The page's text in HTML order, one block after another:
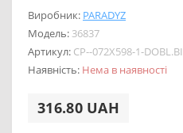
Виробник: PARADYZ
Модель: 36837
Артикул: CP--072X598-1-DOBL.BI
Наявність: Нема в наявності
316.80 UAH